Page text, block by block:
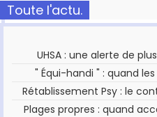
Toute l'actu.
UHSA : une alerte de
" Équi-handi " : quand
Rétablissement Psy : le
Plages propres : quand